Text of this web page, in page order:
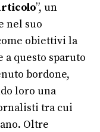
”, un
nel suo
obiettivi la
a questo sparuto
bordone,
loro una
tra cui
Oltre